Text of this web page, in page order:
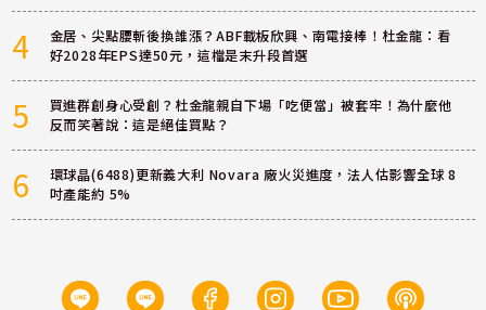
4
金居、尖點腰斬後換誰漲？ABF載板欣興、南電接棒！杜金龍：看
好2028年EPS達50元，這檔是末升段首選
5
買進群創身心受創？杜金龍親自下場「吃便當」被套牢！為什麼他
反而笑著說：這是絕佳買點？
6
環球晶(6488)更新義大利 Novara 廠火災進度，法人估影響全球 8
吋產能約 5%